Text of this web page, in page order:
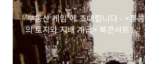
'부동산 게임'에 초대합니다 - <홍콩
의 토지와 지배 계급> 북콘서트